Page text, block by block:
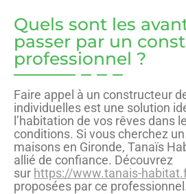
Quels sont les
passer par un
professionnel ?
Faire appel à un constructeur
individuelles est une solution
l’habitation de vos rêves dans
conditions. Si vous cherchez
maisons en Gironde, Tanaïs
allié de confiance. Découvrez
sur https://www.tanais-
proposées par ce professionnel.